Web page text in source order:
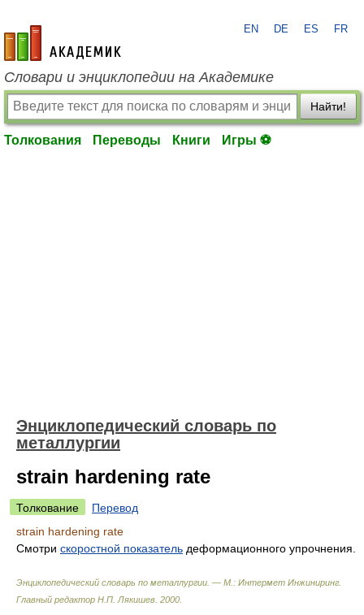
academic.ru
EN DE ES FR
Словари и энциклопедии на Академике
Найти!
Толкования Переводы Книги Игры ⚽
Энциклопедический словарь по
металлургии
strain hardening rate
Толкование
Перевод
strain hardening rate
Смотри скоростной показатель деформационного упрочнения.
Энциклопедический словарь по металлургии. — М.: Интермет Инжиниринг
Главный редактор Н.П. Лякишев 2000